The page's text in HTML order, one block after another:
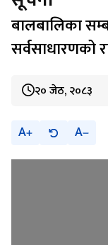
बालबालिका
सर्वसाधारणको
२० जेठ, २०८३
A A